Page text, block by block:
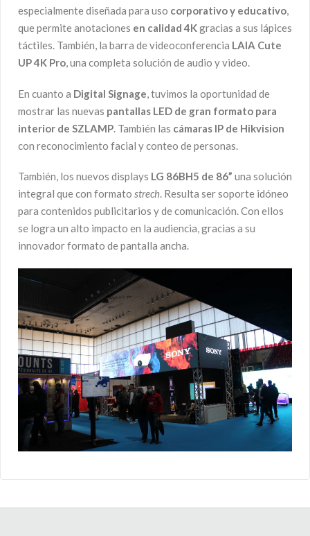
especialmente diseñada para uso corporativo y educativo,
que permite anotaciones en calidad 4Kgracias a sus lápices
táctiles. También, la barra de videoconferencia LAIA Cute
UP 4K Pro, una completa solución de audio y video.
En cuanto a Digital Signage, tuvimos la oportunidad de
mostrar las nuevas pantallas LED de gran formato para
interior de SZLAMP. También las cámaras IP de Hikvision
con reconocimiento facial y conteo de personas.
También, los nuevos displays LG 86BH5 de 86” una solución
integral que con formato strech. Resulta ser soporte idóneo
para contenidos publicitarios y de comunicación. Con ellos
se logra un alto impacto en la audiencia, gracias a su
innovador formato de pantalla ancha.